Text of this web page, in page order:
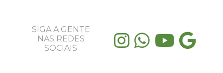
SIGA A GENTE
NAS REDES
SOCIAIS